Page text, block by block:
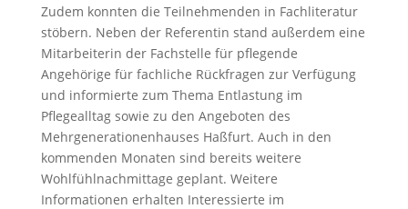
Zudem konnten die Teilnehmenden in Fachliteratur
stöbern. Neben der Referentin stand außerdem eine
Mitarbeiterin der Fachstelle für pflegende
Angehörige für fachliche Rückfragen zur Verfügung
und informierte zum Thema Entlastung im
Pflegealltag sowie zu den Angeboten des
Mehrgenerationenhauses Haßfurt. Auch in den
kommenden Monaten sind bereits weitere
Wohlfühlnachmittage geplant. Weitere
Informationen erhalten Interessierte im